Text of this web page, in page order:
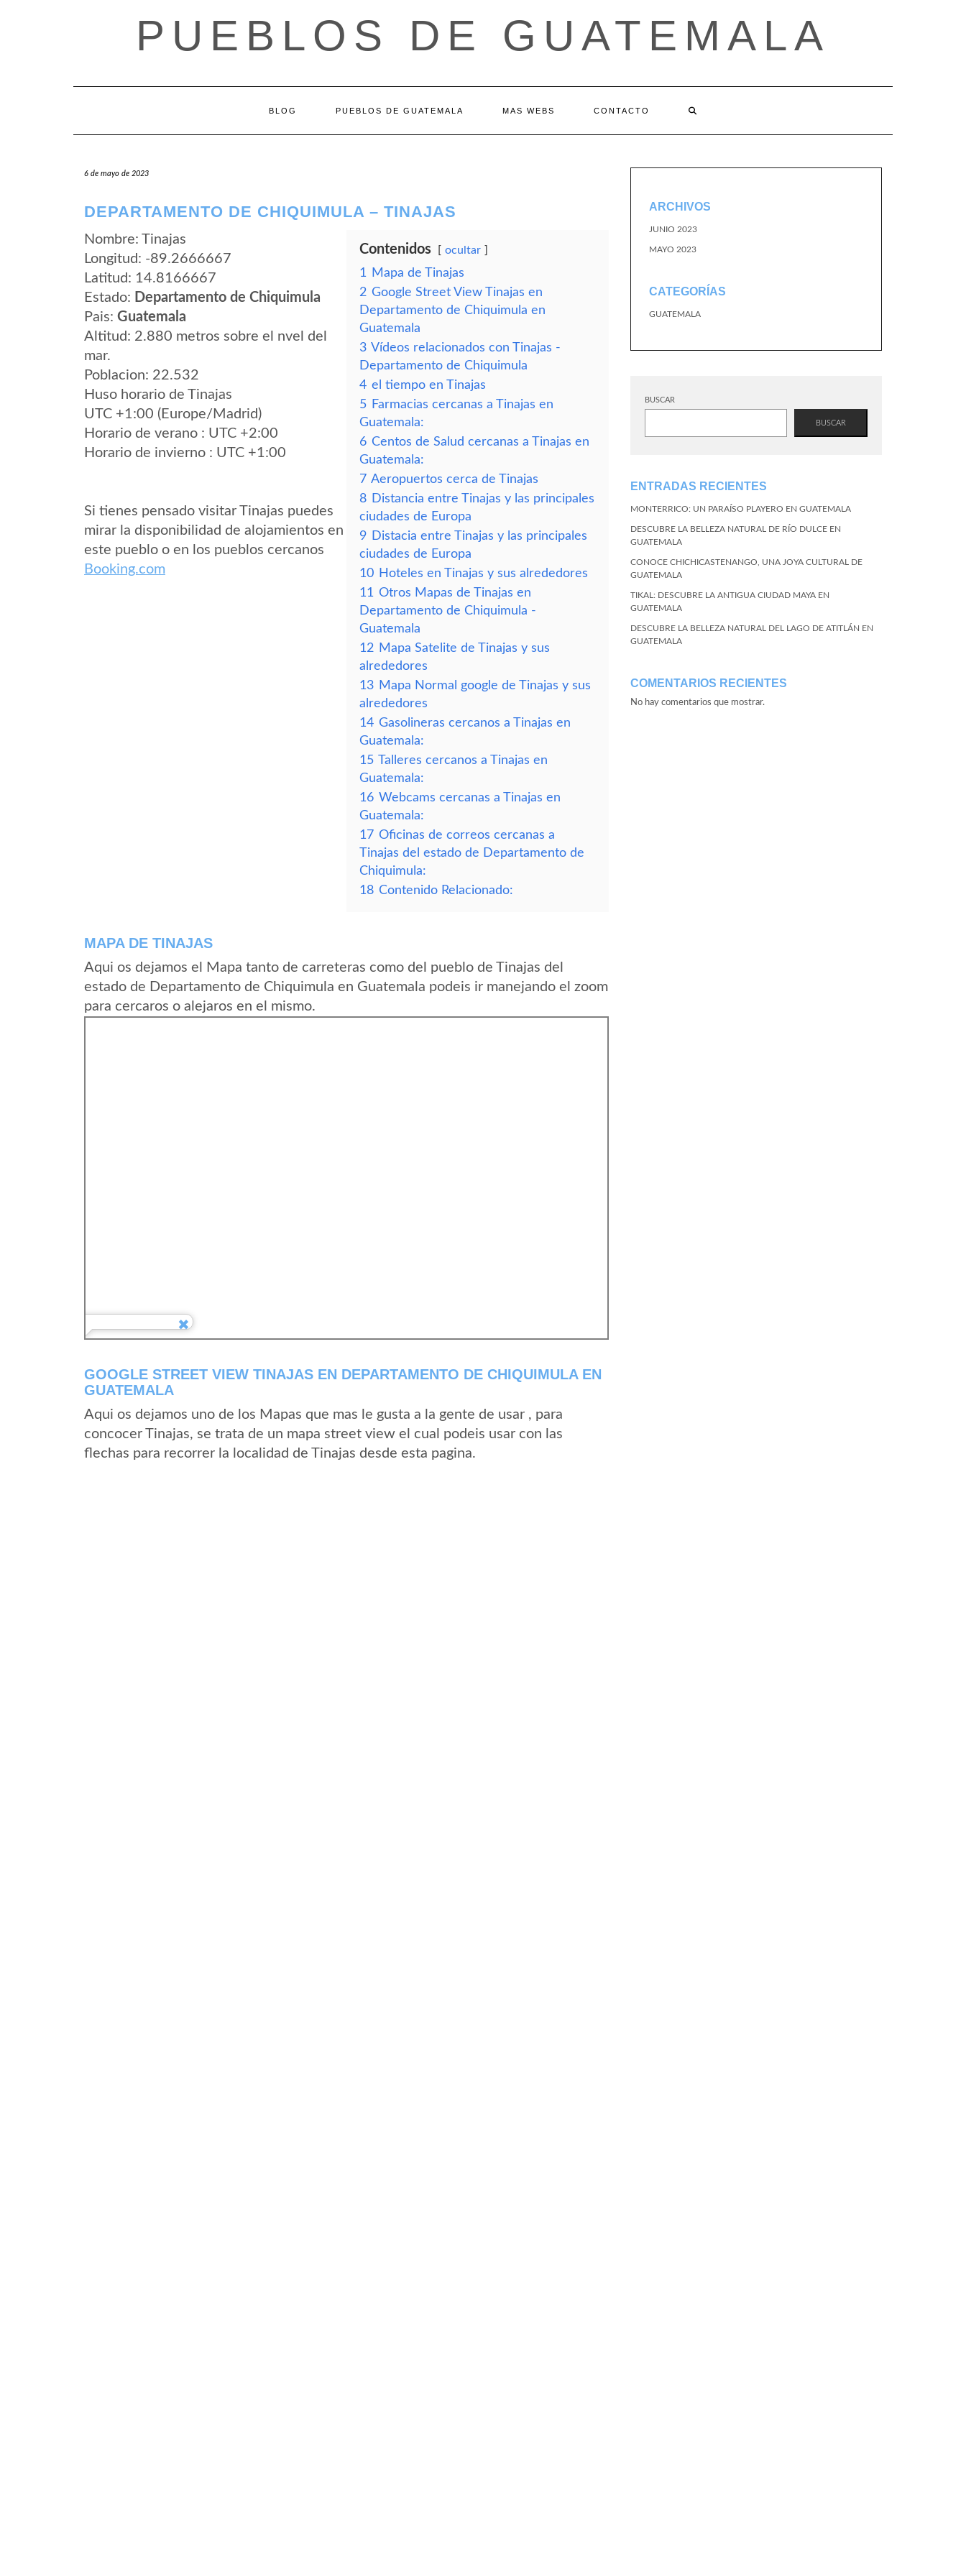
PUEBLOS DE GUATEMALA
BLOG PUEBLOS DE GUATEMALA MAS WEBS CONTACTO
6 de mayo de 2023
DEPARTAMENTO DE CHIQUIMULA – TINAJAS
Nombre: Tinajas
Longitud: -89.2666667
Latitud: 14.8166667
Estado: Departamento de Chiquimula
Pais: Guatemala
Altitud: 2.880 metros sobre el nvel del
mar.
Poblacion: 22.532
Huso horario de Tinajas
UTC +1:00 (Europe/Madrid)
Horario de verano : UTC +2:00
Horario de invierno : UTC +1:00
Si tienes pensado visitar Tinajas puedes
mirar la disponibilidad de alojamientos en
este pueblo o en los pueblos cercanos
Booking.com
Contenidos ocultar
1
Mapa de Tinajas
2 Google Street View Tinajas en
Departamento de Chiquimula en
Guatemala
3 Vídeos relacionados con Tinajas -
Departamento de Chiquimula
4 el tiempo en Tinajas
5 Farmacias cercanas a Tinajas en
Guatemala:
6 Centos de Salud cercanas a Tinajas en
Guatemala:
7 Aeropuertos cerca de Tinajas
8 Distancia entre Tinajas y las principales
ciudades de Europa
9 Distacia entre Tinajas y las principales
ciudades de Europa
10 Hoteles en Tinajas y sus alrededores
11 Otros Mapas de Tinajas en
Departamento de Chiquimula -
Guatemala
12 Mapa Satelite de Tinajas y sus
alrededores
13 Mapa Normal google de Tinajas y sus
alrededores
14 Gasolineras cercanos a Tinajas en
Guatemala:
15 Talleres cercanos a Tinajas en
Guatemala:
16 Webcams cercanas a Tinajas en
Guatemala:
17 Oficinas de correos cercanas a
Tinajas del estado de Departamento de
Chiquimula:
18 Contenido Relacionado:
MAPA DE TINAJAS
Aqui os dejamos el Mapa tanto de carreteras como del pueblo de Tinajas del
estado de Departamento de Chiquimula en Guatemala podeis ir manejando el zoom
para cercaros o alejaros en el mismo.
GOOGLE STREET VIEW TINAJAS EN DEPARTAMENTO DE CHIQUIMULA EN
GUATEMALA
Aqui os dejamos uno de los Mapas que mas le gusta a la gente de usar , para
concocer Tinajas, se trata de un mapa street view el cual podeis usar con las
flechas para recorrer la localidad de Tinajas desde esta pagina.
ARCHIVOS
JUNIO 2023
MAYO 2023
CATEGORÍAS
GUATEMALA
BUSCAR
BUSCAR
ENTRADAS RECIENTES
MONTERRICO: UN PARAÍSO PLAYERO EN GUATEMALA
DESCUBRE LA BELLEZA NATURAL DE RÍO DULCE EN
GUATEMALA
CONOCE CHICHICASTENANGO, UNA JOYA CULTURAL DE
GUATEMALA
TIKAL: DESCUBRE LA ANTIGUA CIUDAD MAYA EN
GUATEMALA
DESCUBRE LA BELLEZA NATURAL DEL LAGO DE ATITLÁN EN
GUATEMALA
COMENTARIOS RECIENTES
No hay comentarios que mostrar.